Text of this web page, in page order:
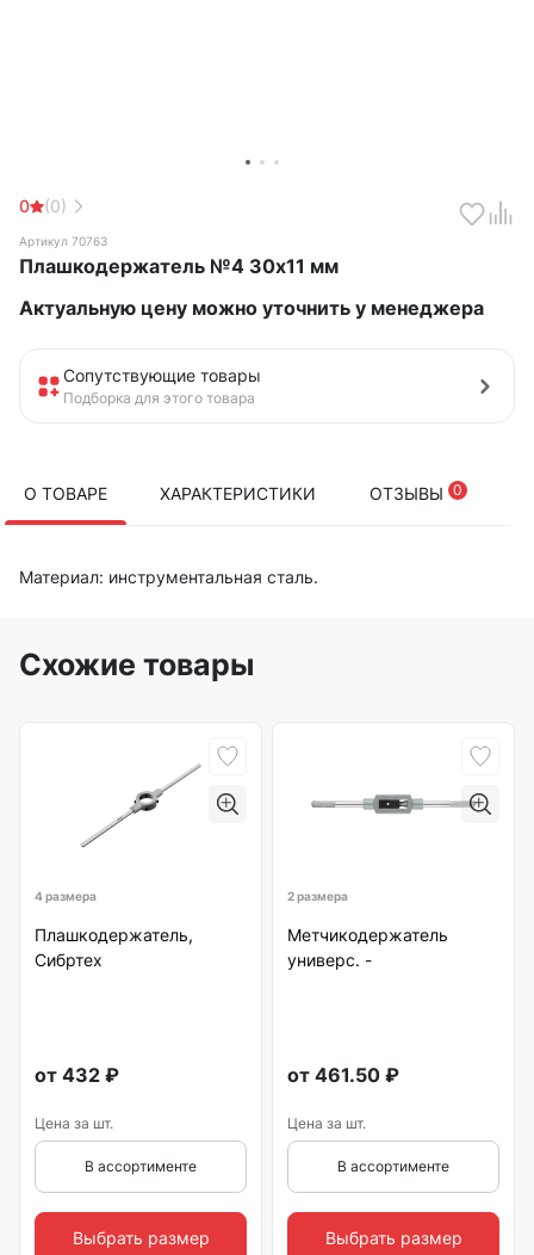
0 (0)
Артикул 70763
Плашкодержатель №4 30х11 мм
Актуальную цену можно уточнить у менеджера
Сопутствующие товары
Подборка для этого товара
О ТОВАРЕ ХАРАКТЕРИСТИКИ ОТЗЫВЫ 0
Материал: инструментальная сталь.
Схожие товары
4 размера
Плашкодержатель,
Сибртех
от 432 ₽
Цена за шт.
В ассортименте
Выбрать размер
2 размера
Метчикодержатель
универс. -
от 461.50 ₽
Цена за шт.
В ассортименте
Выбрать размер